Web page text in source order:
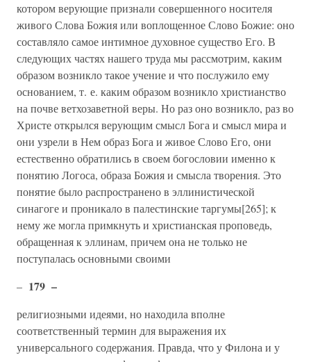
котором верующие признали совершенного носителя
живого Слова Божия или воплощенное Слово Божие: оно
составляло самое интимное духовное существо Его. В
следующих частях нашего труда мы рассмотрим, каким
образом возникло такое учение и что послужило ему
основанием, т. е. каким образом возникло христианство
на почве ветхозаветной веры. Но раз оно возникло, раз во
Христе открылся верующим смысл Бога и смысл мира и
они узрели в Нем образ Бога и живое Слово Его, они
естественно обратились в своем богословии именно к
понятию Логоса, образа Божия и смысла творения. Это
понятие было распространено в эллинистической
синагоге и проникало в палестинские таргумы[265]; к
нему же могла примкнуть и христианская проповедь,
обращенная к эллинам, причем она не только не
поступалась основными своими
– 179 –
религиозными идеями, но находила вполне
соответственный термин для выражения их
универсального содержания. Правда, что у Филона и у